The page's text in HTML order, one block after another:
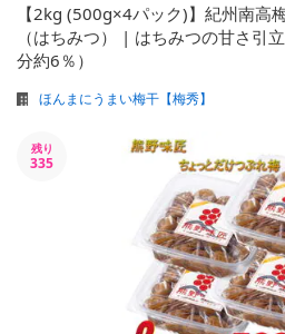
【2kg (500g×4パック)】紀州南高
（はちみつ） | はちみつの甘さ引
分約6％）
ほんまにうまい梅干【梅秀】
残り
335